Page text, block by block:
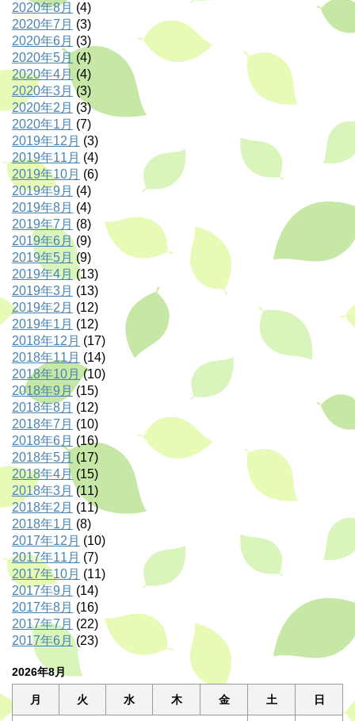
2020年8月 (4)
2020年7月 (3)
2020年6月 (3)
2020年5月 (4)
2020年4月 (4)
2020年3月 (3)
2020年2月 (3)
2020年1月 (7)
2019年12月 (3)
2019年11月 (4)
2019年10月 (6)
2019年9月 (4)
2019年8月 (4)
2019年7月 (8)
2019年6月(9)
2019年5月 (9)
2019年4月 (13)
2019年3月 (13)
2019年2月 (12)
2019年1月 (12)
2018年12月 (17)
2018年11月 (14)
2018年10月 (10)
2018年9月(15)
2018年8月 (12)
2018年7月 (10)
2018年6月 (16)
2018年5月 (17)
2018年4月 (15)
2018年3月 (11)
2018年2月 (11)
2018年1月 (8)
2017年12月 (10)
2017年11月 (7)
2017年10月 (11)
2017年9月 (14)
2017年8月 (16)
2017年7月 (22)
2017年6月(23)
2026年8月
月 火 水 木 金 土 日